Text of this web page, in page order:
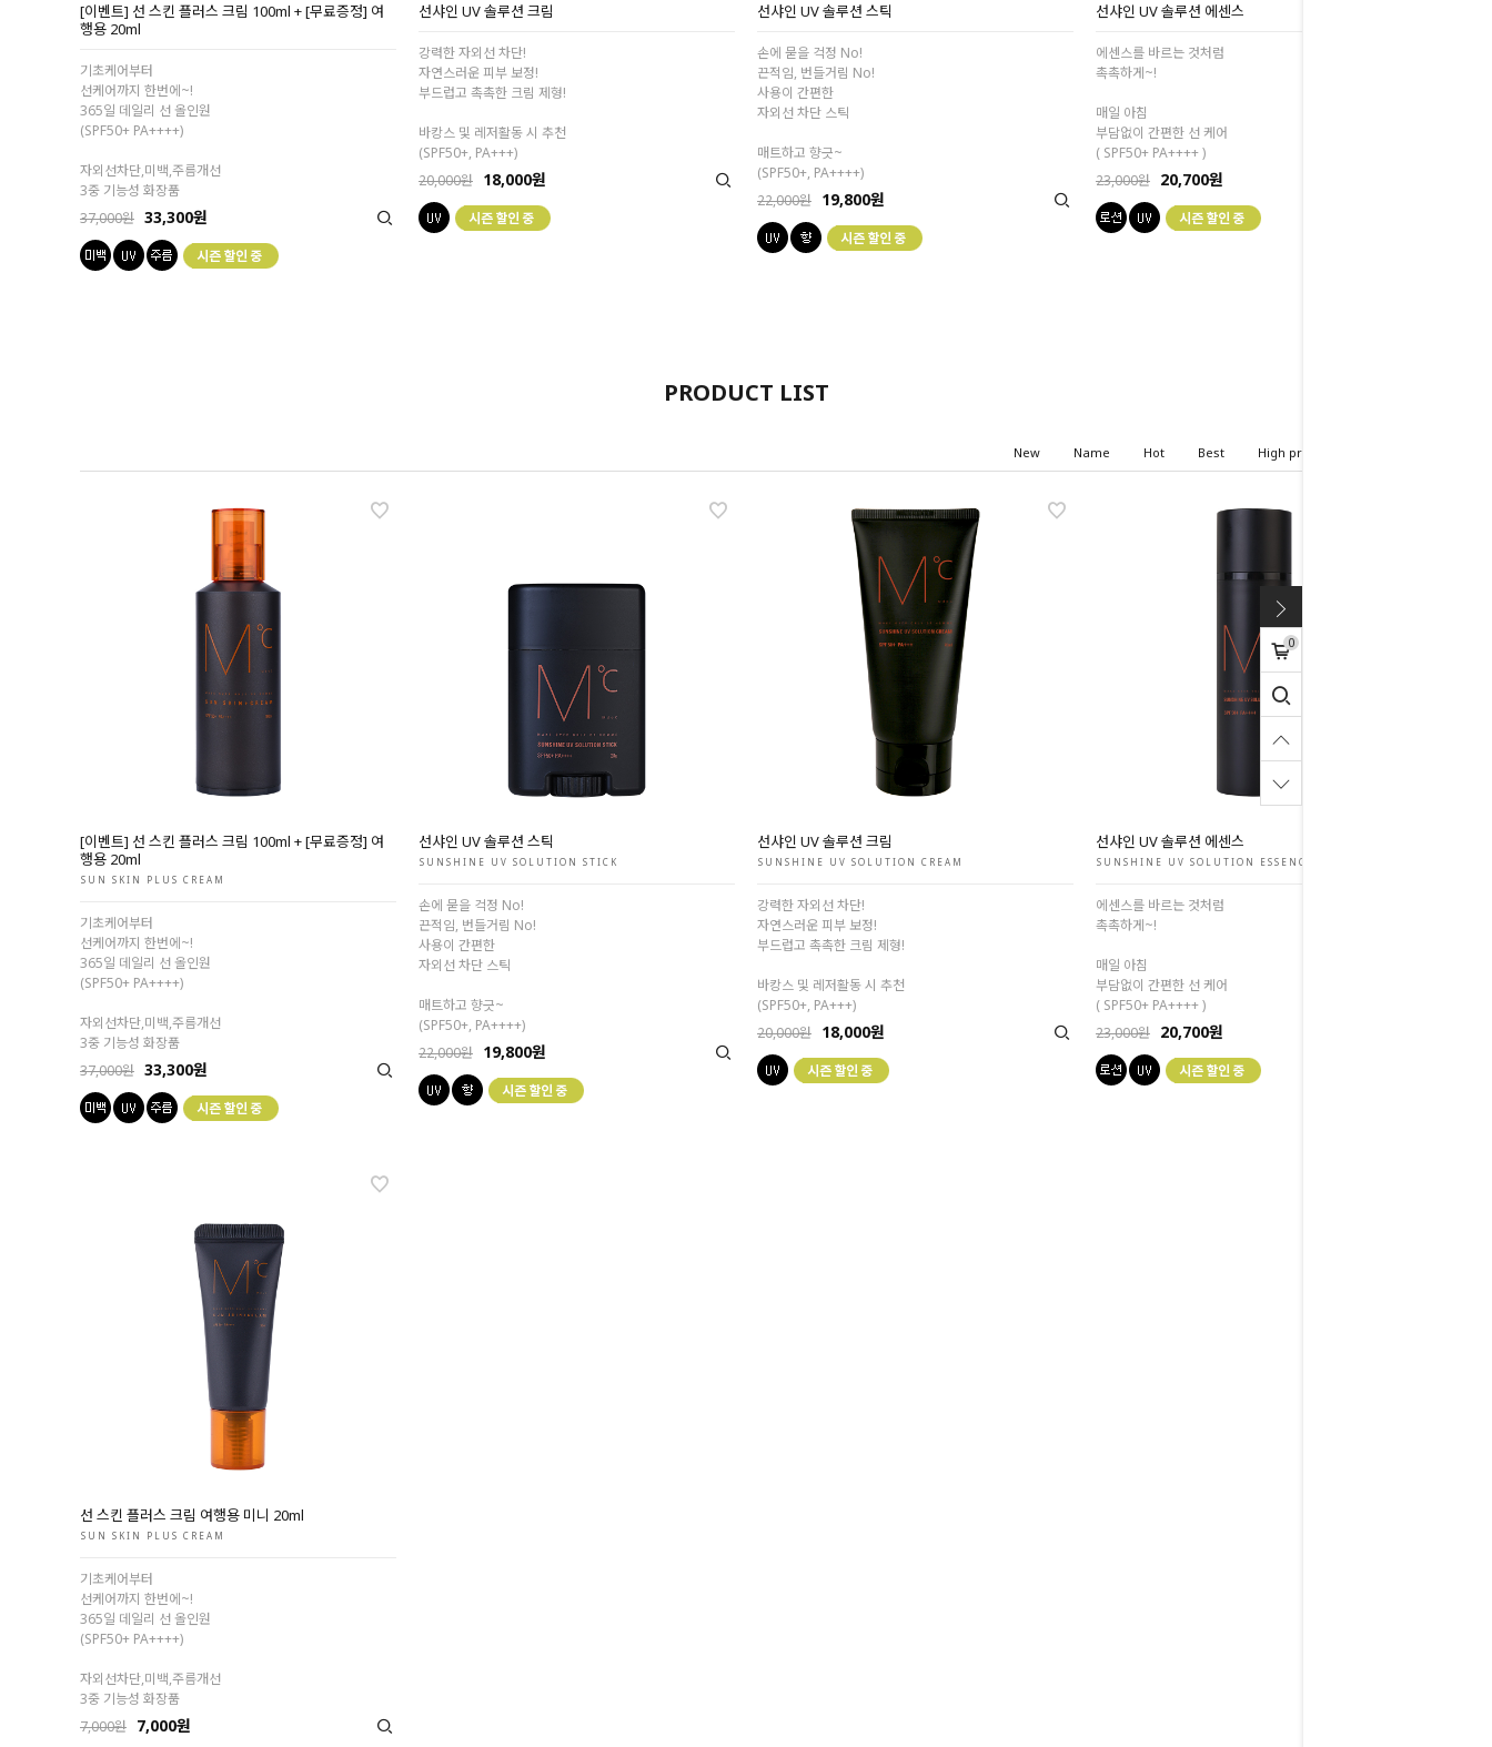
0
[이벤트] 선 스킨 플러스 크림 100ml + [무료증정] 여
행용 20ml
기초케어부터
선케어까지 한번에~!
365일 데일리 선 올인원
(SPF50+ PA++++)
자외선차단,미백,주름개선
3중 기능성 화장품
37,000원 33,300원
선샤인 UV 솔루션 크림
강력한 자외선 차단!
자연스러운 피부 보정!
부드럽고 촉촉한 크림 제형!
바캉스 및 레저활동 시 추천
(SPF50+, PA+++)
20,000원 18,000원
선샤인 UV 솔루션 스틱
손에 묻을 걱정 No!
끈적임, 번들거림 No!
사용이 간편한
자외선 차단 스틱
매트하고 향긋~
(SPF50+, PA++++)
22,000원 19,800원
선샤인 UV 솔루션 에센스
에센스를 바르는 것처럼
촉촉하게~!
매일 아침
부담없이 간편한 선 케어
( SPF50+ PA++++ )
23,000원 20,700원
PRODUCT LIST
New Name Hot Best High price
[이벤트] 선 스킨 플러스 크림 100ml + [무료증정] 여
행용 20ml
SUN SKIN PLUS CREAM
기초케어부터
선케어까지 한번에~!
365일 데일리 선 올인원
(SPF50+ PA++++)
자외선차단,미백,주름개선
3중 기능성 화장품
37,000원 33,300원
선샤인 UV 솔루션 스틱
SUNSHINE UV SOLUTION STICK
손에 묻을 걱정 No!
끈적임, 번들거림 No!
사용이 간편한
자외선 차단 스틱
매트하고 향긋~
(SPF50+, PA++++)
22,000원 19,800원
선샤인 UV 솔루션 크림
SUNSHINE UV SOLUTION CREAM
강력한 자외선 차단!
자연스러운 피부 보정!
부드럽고 촉촉한 크림 제형!
바캉스 및 레저활동 시 추천
(SPF50+, PA+++)
20,000원 18,000원
선샤인 UV 솔루션 에센스
SUNSHINE UV SOLUTION ESSENCE
에센스를 바르는 것처럼
촉촉하게~!
매일 아침
부담없이 간편한 선 케어
( SPF50+ PA++++ )
23,000원 20,700원
선 스킨 플러스 크림 여행용 미니 20ml
SUN SKIN PLUS CREAM
기초케어부터
선케어까지 한번에~!
365일 데일리 선 올인원
(SPF50+ PA++++)
자외선차단,미백,주름개선
3중 기능성 화장품
7,000원 7,000원